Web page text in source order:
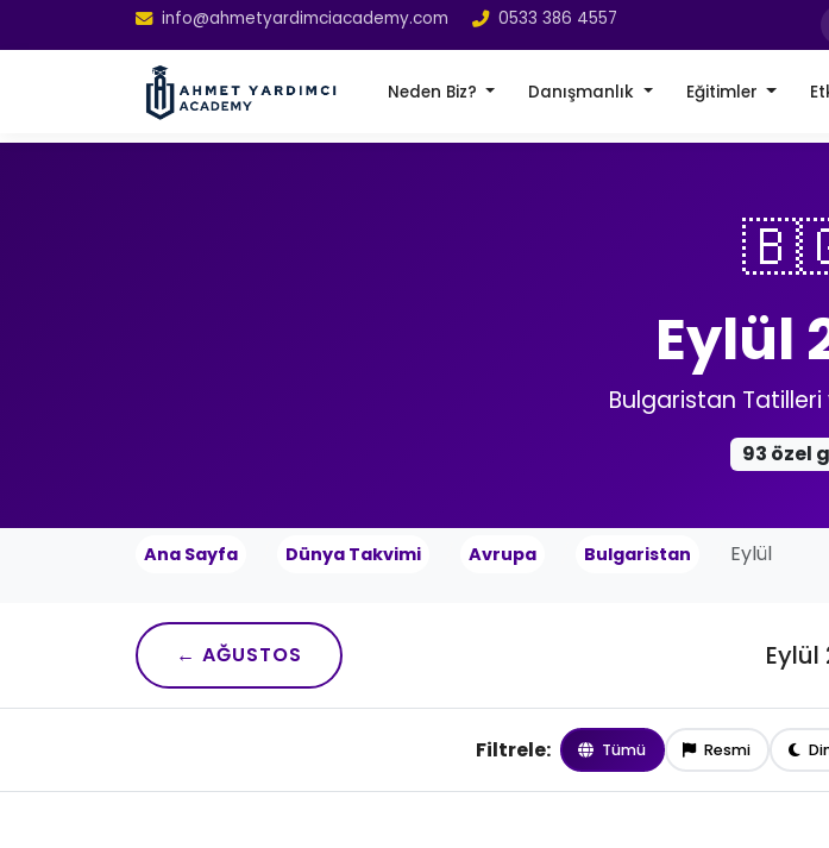
info@ahmetyardimciacademy.com 0533 386 4557
Neden Biz? Danışmanlık Eğitimler
Eylül
Bulgaristan Tatilleri
93 özel
Ana Sayfa Dünya Takvimi Avrupa Bulgaristan Eylül
← AĞUSTOS Eylül
Filtrele: Tümü Resmi